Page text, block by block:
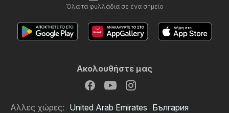
Όλα τα φυλλάδια σε ένα σημείο
Ακολουθήστε μας
Αλλες χώρες: United Arab Emirates България